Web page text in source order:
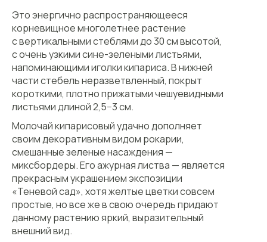
Это энергично распространяющееся
корневищное многолетнее растение
с вертикальными стеблями до 30 см высотой,
с очень узкими сине-зелеными листьями,
напоминающими иголки кипариса. В нижней
части стебель неразветвленный, покрыт
короткими, плотно прижатыми чешуевидными
листьями длиной 2,5−3 см.
Молочай кипарисовый удачно дополняет
своим декоративным видом рокарии,
смешанные зеленые насаждения —
миксбордеры. Его ажурная листва — является
прекрасным украшением экспозиции
«Теневой сад», хотя желтые цветки совсем
простые, но все же в свою очередь придают
данному растению яркий, выразительный
внешний вид.